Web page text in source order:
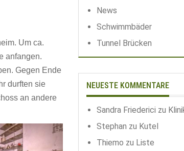
Um ca.
anfangen.
Gegen Ende
durften sie
an andere
News
Schwimmbäder
Tunnel Brücken
NEUESTE KOMMENTARE
Sandra Friederici zu
Stephan zu Kutel
Thiemo zu Liste